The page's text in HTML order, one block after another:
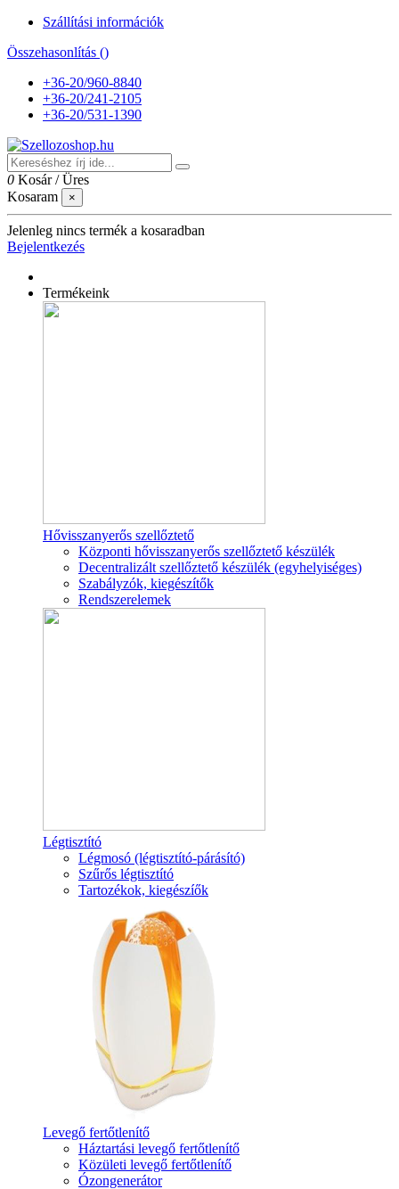
Szállítási információk
Összehasonlítás ()
+36-20/960-8840
+36-20/241-2105
+36-20/531-1390
0 Kosár /Üres
Kosaram
×
Jelenleg nincs termék a kosaradban
Bejelentkezés
Termékeink
Hővisszanyerős szellőztető
Központi hővisszanyerős szellőztető készülék
Decentralizált szellőztető készülék (egyhelyiséges)
Szabályzók, kiegészítők
Rendszerelemek
Légtisztító
Légmosó (légtisztító-párásító)
Szűrős légtisztító
Tartozékok, kiegészíők
Levegő fertőtlenítő
Háztartási levegő fertőtlenítő
Közületi levegő fertőtlenítő
Ózongenerátor